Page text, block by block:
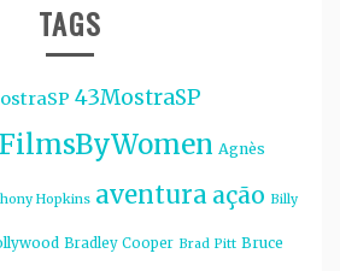
TAGS
43MostraSP
Agnès
Hopkins aventura ação Billy
Bradley Cooper Brad Pitt Bruce